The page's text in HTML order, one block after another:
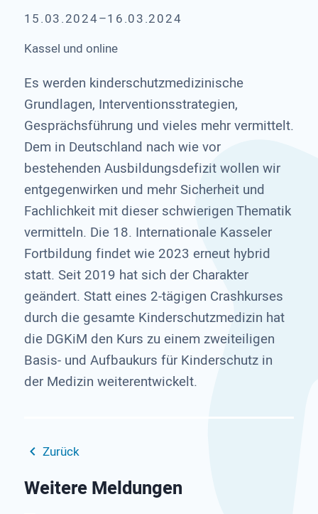
15.03.2024–16.03.2024
Kassel und online
Es werden kinderschutzmedizinische
Grundlagen, Interventionsstrategien,
Gesprächsführung und vieles mehr vermittelt.
Dem in Deutschland nach wie vor
bestehenden Ausbildungsdefizit wollen wir
entgegenwirken und mehr Sicherheit und
Fachlichkeit mit dieser schwierigen Thematik
vermitteln. Die 18. Internationale Kasseler
Fortbildung findet wie 2023 erneut hybrid
statt. Seit 2019 hat sich der Charakter
geändert. Statt eines 2-tägigen Crashkurses
durch die gesamte Kinderschutzmedizin hat
die DGKiM den Kurs zu einem zweiteiligen
Basis- und Aufbaukurs für Kinderschutz in
der Medizin weiterentwickelt.
Zurück
Weitere Meldungen